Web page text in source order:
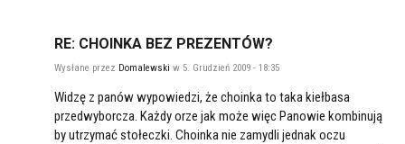
RE: CHOINKA BEZ PREZENTÓW?
Wysłane przez Domalewski w 5. Grudzień 2009 - 18:35
Widzę z panów wypowiedzi, że choinka to taka kiełbasa
przedwyborcza. Każdy orze jak może więc Panowie kombinują
by utrzymać stołeczki. Choinka nie zamydli jednak oczu